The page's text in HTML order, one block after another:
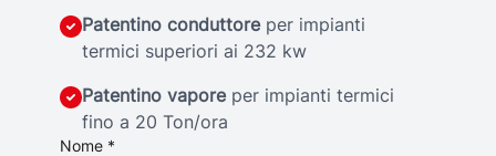
Patentino conduttoreper impianti
termici superiori ai 232 kw
Patentino vaporeper impianti termici
fino a 20 Ton/ora
Nome *